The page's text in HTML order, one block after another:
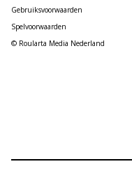
Gebruiksvoorwaarden
Spelvoorwaarden
© Roularta Media Nederland